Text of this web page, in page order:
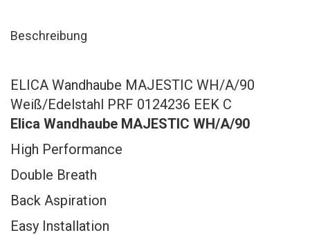
Beschreibung
ELICA Wandhaube MAJESTIC WH/A/90
Weiß/Edelstahl PRF 0124236 EEK C
Elica Wandhaube MAJESTIC WH/A/90
High Performance
Double Breath
Back Aspiration
Easy Installation